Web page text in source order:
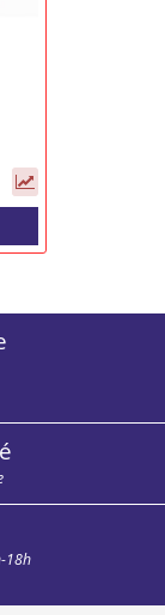
18h